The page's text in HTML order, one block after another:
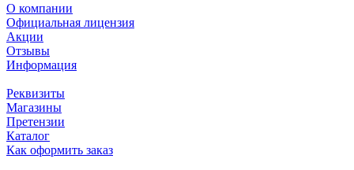
О компании
Официальная лицензия
Акции
Отзывы
Информация
Реквизиты
Магазины
Претензии
Каталог
Как оформить заказ